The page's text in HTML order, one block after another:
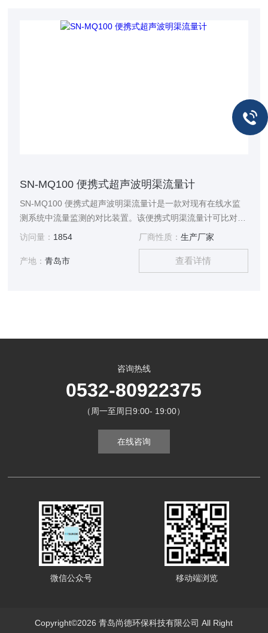
SN-MQ100 便携式超声波明渠流量计
SN-MQ100 便携式超声波明渠流量计是一款对现有在线水监
测系统中流量监测的对比装置。该便携式明渠流量计可比对在
线系统的液位误差及流量误差。全引导式的操作方式，可自动
量10分钟的流量数据，将其结果与现场在线明渠流量计进行比
访问量： 1854 厂商性质： 生产厂家
产地：青岛市 查看详情
咨询热线
0532-80922375
（周一至周日9:00- 19:00）
在线咨询
微信公众号 移动端浏览
Copyright©2026 青岛尚德环保科技有限公司 All Right